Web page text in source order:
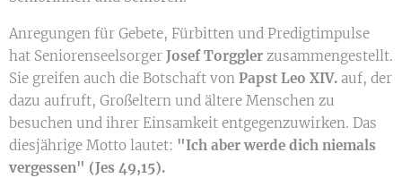
Anregungen für Gebete, Fürbitten und Predigtimpulse
hat Seniorenseelsorger Josef Torggler zusammengestellt.
Sie greifen auch die Botschaft von Papst Leo XIV. auf, der
dazu aufruft, Großeltern und ältere Menschen zu
besuchen und ihrer Einsamkeit entgegenzuwirken. Das
diesjährige Motto lautet: "Ich aber werde dich niemals
vergessen" (Jes 49,15).